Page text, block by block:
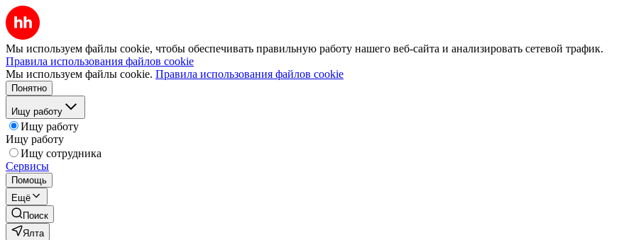
Мы используем файлы cookie, чтобы обеспечивать правильную работу нашего веб-сайта и анализировать сетевой трафик.
Правила использования файлов cookie
Мы используем файлы cookie. Правила использования файлов cookie
Понятно
Ищу работу
Ищу работу
Ищу работу
Ищу сотрудника
Сервисы
Помощь
Ещё
Поиск
Ялта